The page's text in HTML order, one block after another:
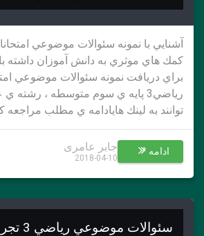
آشنايي با نمونه سئوالات موضوعي
كمك هاي موثري به دانش آموزان داشته
براي دريافت نمونه سئوالات موضوعي
رياضي3 پايه ي سوم متوسطه ، رشته
توانند به لينك هايادامه ي مطلب مراجعه
ادامه * جابر عامری
2018-04-10
سئوالات موضوعي رياضي 3 تجربي